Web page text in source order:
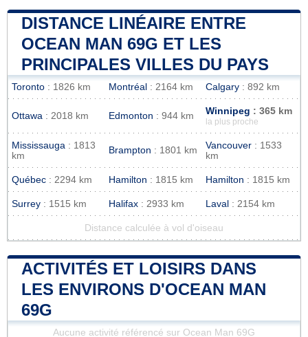
DISTANCE LINÉAIRE ENTRE
OCEAN MAN 69G ET LES
PRINCIPALES VILLES DU PAYS
Toronto : 1826 km Montréal : 2164 km Calgary : 892 km
Ottawa : 2018 km Edmonton : 944 km Winnipeg : 365 km
la plus proche
Mississauga : 1813
km
Brampton : 1801 km Vancouver : 1533
km
Québec : 2294 km Hamilton : 1815 km Hamilton : 1815 km
Surrey : 1515 km Halifax : 2933 km Laval : 2154 km
Distance calculée à vol d'oiseau
ACTIVITÉS ET LOISIRS DANS
LES ENVIRONS D'OCEAN MAN
69G
Aucune activité référencé sur Ocean Man 69G